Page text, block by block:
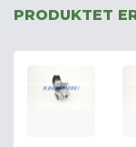
PRODUKTET